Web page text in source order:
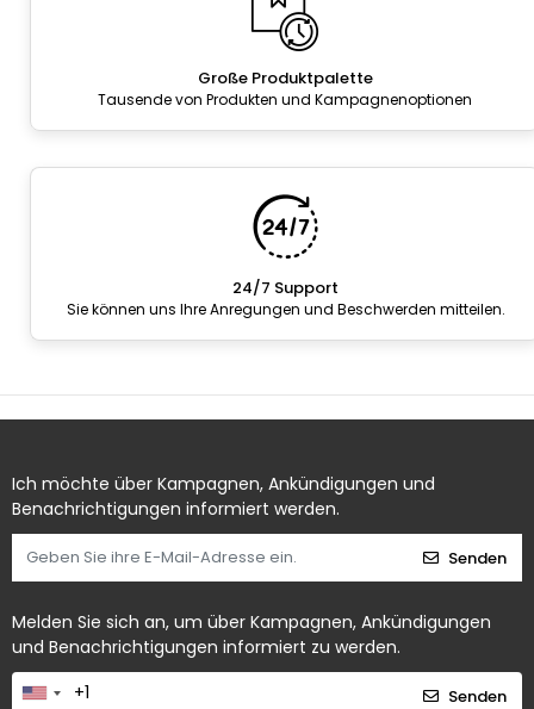
Große Produktpalette
Tausende von Produkten und Kampagnenoptionen
24/7 Support
Sie können uns Ihre Anregungen und Beschwerden mitteilen.
Ich möchte über Kampagnen, Ankündigungen und
Benachrichtigungen informiert werden.
Senden
Melden Sie sich an, um über Kampagnen, Ankündigungen
und Benachrichtigungen informiert zu werden.
Senden